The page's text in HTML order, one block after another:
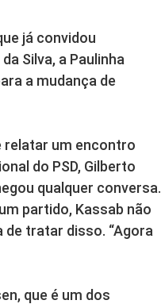
já convidou
Silva, a Paulinha
a mudança de
relatar um encontro
do PSD, Gilberto
qualquer conversa.
partido, Kassab não
tratar disso. “Agora
que é um dos